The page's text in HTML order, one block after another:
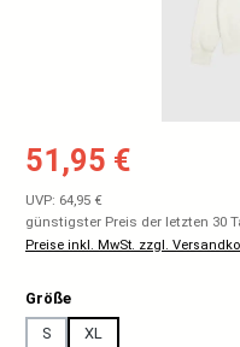
Verkaufspreis:
51,95 €
Regulärer Preis:
UVP: 64,95 €
günstigster Preis der letzten 30
Preise inkl. MwSt. zzgl.
Größeauswählen
S
XL